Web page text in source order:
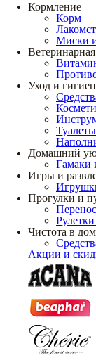
Кормление
Корм
Миски
Уход и
Домашний
Гамаки
Игры и
Прогулки и
Чистота в
Акции и